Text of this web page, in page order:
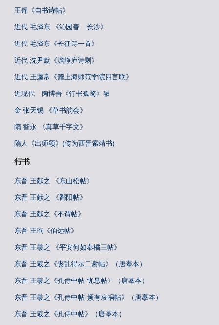
王铎《自书诗帖》
近代 毛泽东 《沁园春 长沙》
近代 毛泽东《长征诗一首》
近代 沈尹默《澹静庐诗剩》
近代 王蘧常《赠上海师范学院四言联》
近现代 陶博吾《行书孤鹜》轴
金 张天锡 《草书韵会》
隋 智永 《真草千字文》
隋人《出师颂》(传为西晋索靖书)
行书
东晋 王献之 《东山松帖》
东晋 王献之 《鄱阳帖》
东晋 王献之《不谓帖》
东晋 王珣《伯远帖》
东晋 王羲之 《平安何如奉橘三帖》
东晋 王羲之《丧乱得示二谢帖》（唐摹本）
东晋 王羲之《孔侍中帖-忧悬帖》（唐摹本）
东晋 王羲之《孔侍中帖-频有哀祸帖》（唐摹本）
东晋 王羲之《孔侍中帖》（唐摹本）